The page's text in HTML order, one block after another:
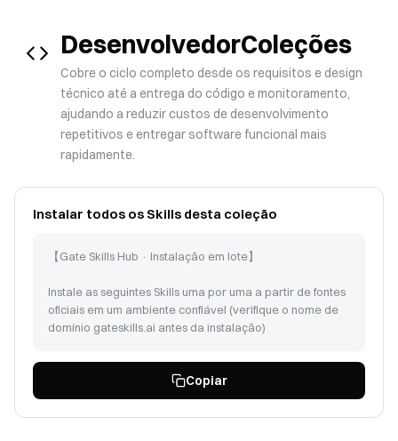
DesenvolvedorColeções
Cobre o ciclo completo desde os requisitos e design
técnico até a entrega do código e monitoramento,
ajudando a reduzir custos de desenvolvimento
repetitivos e entregar software funcional mais
rapidamente.
Instalar todos os Skills desta coleção
【Gate Skills Hub · Instalação em lote】
Instale as seguintes Skills uma por uma a partir de fontes
oficiais em um ambiente confiável (verifique o nome de
domínio gateskills.ai antes da instalação)
Siga as instruções em https://www.gateskills.ai/skills-
hub/install/install.sh | bash -s -- --no-skills --path para
instalar o Gate Skills Hub apenas como CLI, em seguida
instale as seguintes Skills:
Copiar